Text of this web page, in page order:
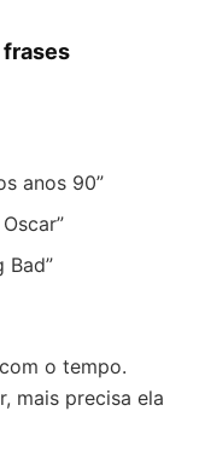
frases
anos 90”
Bad”
o tempo.
mais precisa ela